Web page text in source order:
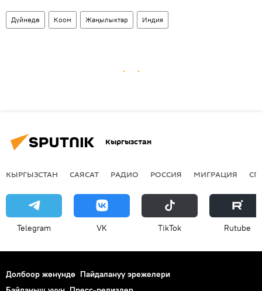
Дүйнөдө Коом Жаңылыктар Индия
Кыргызстан
КЫРГЫЗСТАН САЯСАТ РАДИО РОССИЯ МИГРАЦИЯ
Telegram VK ТikТоk Rutube
Долбоор жөнүндө Пайдалануу эрежелери